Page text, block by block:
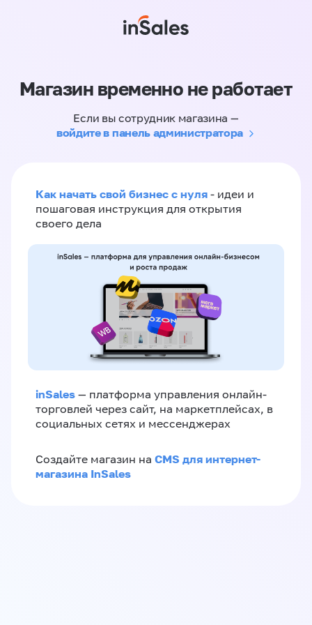
Магазин временно не работает
Если вы сотрудник магазина —
войдите в панель администратора
Как начать свой бизнес с нуля - идеи и
пошаговая инструкция для открытия
своего дела
inSales — платформа управления онлайн-
торговлей через сайт, на маркетплейсах, в
социальных сетях и мессенджерах
Создайте магазин на CMS для интернет-
магазина InSales